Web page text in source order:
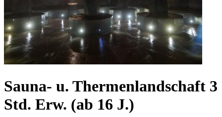
Sauna- u. Thermenlandschaft 3
Std. Erw. (ab 16 J.)